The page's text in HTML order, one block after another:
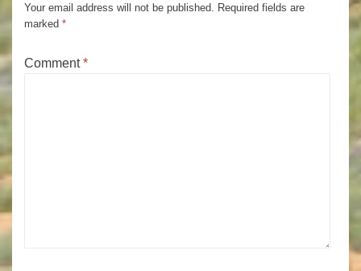
Your email address will not be published. Required fields are
marked *
Comment*